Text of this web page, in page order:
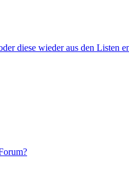
diese wieder aus den Listen